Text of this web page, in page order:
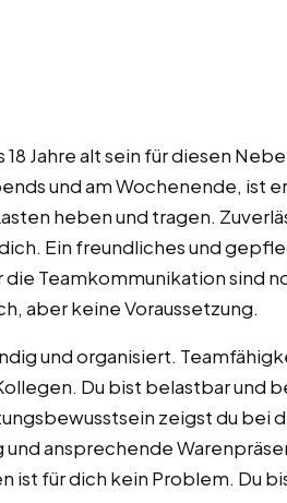
Jahre alt sein für diesen
und am Wochenende, ist
heben und tragen.
Ein freundliches und
Teamkommunikation sind
aber keine Voraussetzung.
und organisiert.
Du bist belastbar und
zeigst du bei
und ansprechende
ist für dich kein Problem. Du